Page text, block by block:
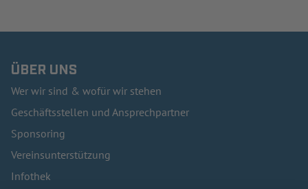
ÜBER UNS
Wer wir sind & wofür wir stehen
Geschäftsstellen und Ansprechpartner
Sponsoring
Vereinsunterstützung
Infothek